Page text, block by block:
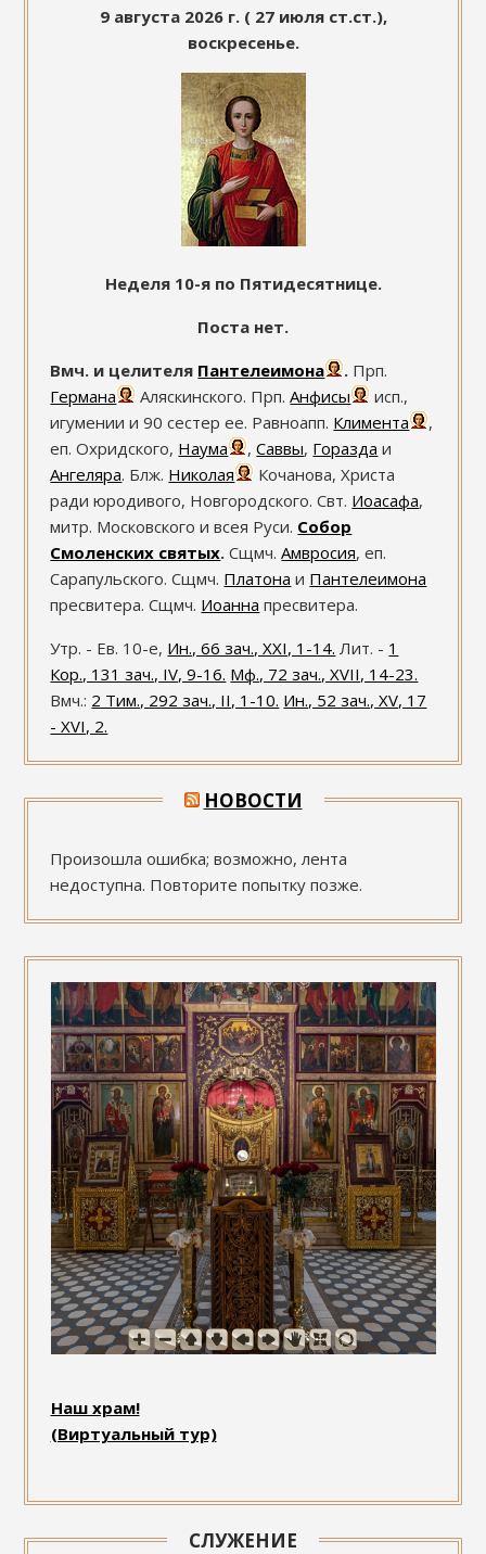
9 августа 2026 г. ( 27 июля ст.ст.),
воскресенье.
Неделя 10-я по Пятидесятнице.
Поста нет.
Вмч. и целителя Пантелеимона . Прп.
Германа
Аляскинского. Прп.Анфисы
исп.,
игумении и 90 сестер ее. Равноапп. Климента
,
еп. Охридского, Наума ,Саввы, Горазда и
Ангеляра. Блж. Николая
Кочанова, Христа
ради юродивого, Новгородского. Свт. Иоасафа,
митр. Московского и всея Руси. Собор
Смоленских святых. Сщмч.Амвросия, еп.
Сарапульского. Сщмч. Платона и Пантелеимона
пресвитера. Сщмч. Иоанна пресвитера.
Утр. - Ев. 10-е, Ин., 66 зач., XXI, 1-14. Лит. - 1
Кор., 131 зач., IV, 9-16. Мф., 72 зач., XVII, 14-23.
Вмч.: 2 Тим., 292 зач., II, 1-10. Ин., 52 зач., XV, 17
- XVI, 2.
НОВОСТИ
Произошла ошибка; возможно, лента
недоступна. Повторите попытку позже.
Наш храм!
(Виртуальный тур)
СЛУЖЕНИЕ